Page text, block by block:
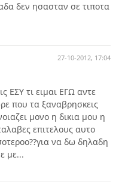
δεν ησασταν σε τιποτα
27-10-2012, 17:04
ΕΣΥ τι ειμαι ΕΓΩ αντε
που τα ξαναβρησκεις
μονο η δικια μου η
επιτελους αυτο
να δω δηλαδη
με...